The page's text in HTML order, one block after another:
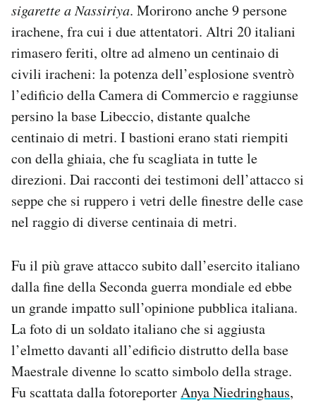
sigarette a Nassiriya. Morirono anche 9 persone
irachene, fra cui i due attentatori. Altri 20 italiani
rimasero feriti, oltre ad almeno un centinaio di
civili iracheni: la potenza dell’esplosione sventrò
l’edificio della Camera di Commercio e raggiunse
persino la base Libeccio, distante qualche
centinaio di metri. I bastioni erano stati riempiti
con della ghiaia, che fu scagliata in tutte le
direzioni. Dai racconti dei testimoni dell’attacco si
seppe che si ruppero i vetri delle finestre delle case
nel raggio di diverse centinaia di metri.
Fu il più grave attacco subito dall’esercito italiano
dalla fine della Seconda guerra mondiale ed ebbe
un grande impatto sull’opinione pubblica italiana.
La foto di un soldato italiano che si aggiusta
l’elmetto davanti all’edificio distrutto della base
Maestrale divenne lo scatto simbolo della strage.
Fu scattata dalla fotoreporterAnya Niedringhaus,